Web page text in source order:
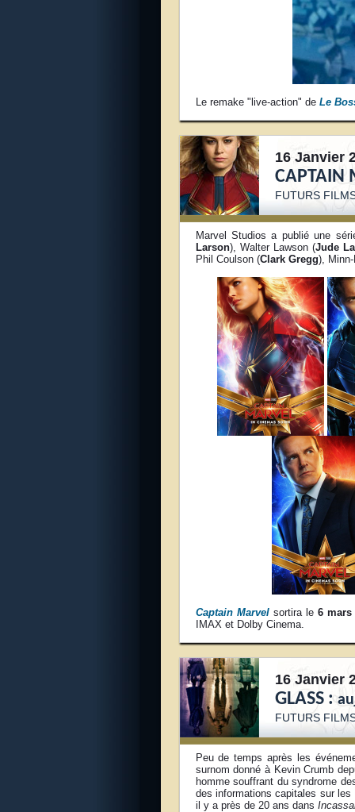
Le remake "live-action" de Le
16 Janvier
CAPTAIN
FUTURS
Marvel Studios a publié une
Larson), Walter Lawson (Jude
Phil Coulson (Clark Gregg),
Captain Marvelsortira le 6 mars
IMAX et Dolby Cinema.
16 Janvier
GLASS :
FUTURS
Peu de temps après les
surnom donné à Kevin Crumb
homme souffrant du syndrome
des informations capitales sur
il y a près de 20 ans dans